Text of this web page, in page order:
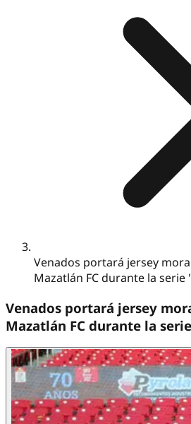
Venados portará jersey
Mazatlán FC durante la serie
Venados portará jersey
Mazatlán FC durante la